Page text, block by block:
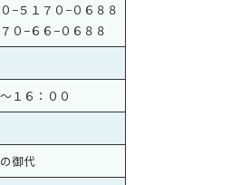
−５１７０−０６８８
０−６６−０６８８
１６：００
御代